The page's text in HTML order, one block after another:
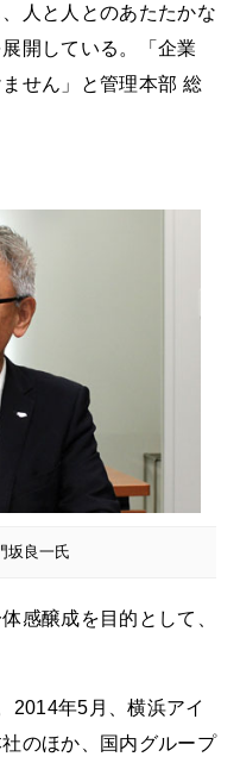
人と人とのあたたかな
開している。「企業
せん」と管理本部 総
坂良一氏
感醸成を目的として、
2014年5月、横浜アイ
のほか、国内グループ